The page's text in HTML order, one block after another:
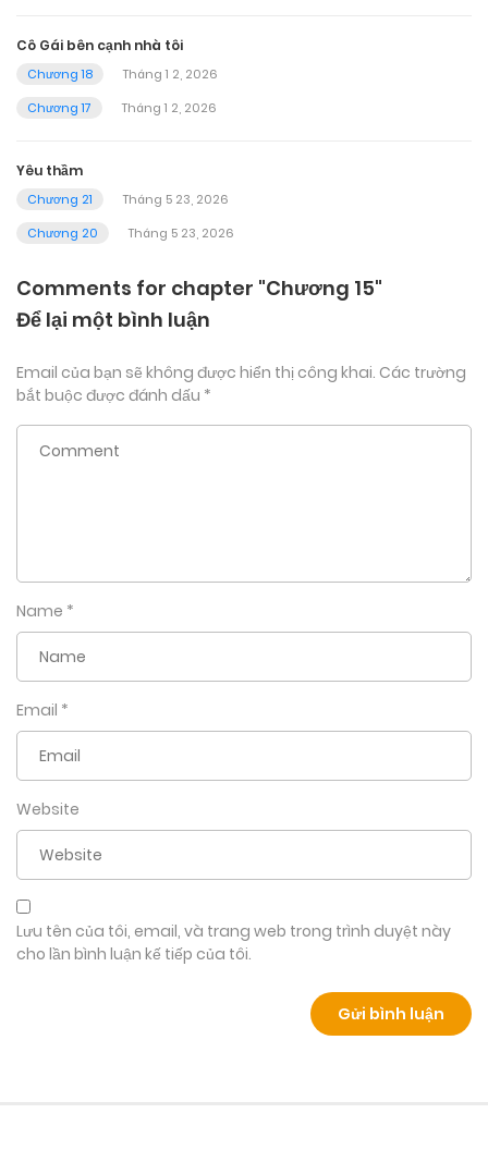
Cô Gái bên cạnh nhà tôi
Chương 18
Tháng 1 2, 2026
Chương 17
Tháng 1 2, 2026
Yêu thầm
Chương 21
Tháng 5 23, 2026
Chương 20
Tháng 5 23, 2026
Comments for chapter "Chương 15"
Để lại một bình luận
Email của bạn sẽ không được hiển thị công khai. Các trường
bắt buộc được đánh dấu *
Name *
Email *
Website
Lưu tên của tôi, email, và trang web trong trình duyệt này
cho lần bình luận kế tiếp của tôi.